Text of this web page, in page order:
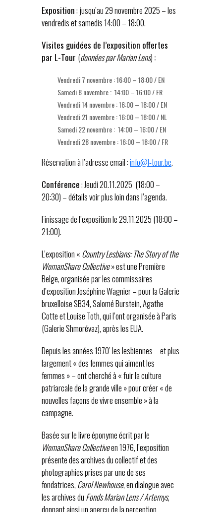
Exposition: jusqu’au 29 novembre 2025 – les
vendredis et samedis 14:00 – 18:00.
Visites guidées de l’exposition offertes
par L-Tour (données par Marian Lens) :
Vendredi 7 novembre : 16:00 – 18:00 / EN
Samedi 8 novembre : 14:00 – 16:00 / FR
Vendredi 14 novembre : 16:00 – 18:00 / EN
Vendredi 21 novembre : 16:00 – 18:00 / NL
Samedi 22 novembre : 14:00 – 16:00 / EN
Vendredi 28 novembre : 16:00 – 18:00 / FR
Réservation à l’adresse email :info@l-tour.be.
Conférence: Jeudi 20.11.2025 (18:00 –
20:30) – détails voir plus loin dans l’agenda.
Finissage de l’exposition le 29.11.2025 (18:00 –
21:00).
L’exposition « Country Lesbians: The Story of the
WomanShare Collective» est une Première
Belge, organisée par les commissaires
d’exposition Joséphine Wagnier – pour la Galerie
bruxelloise SB34, Salomé Burstein, Agathe
Cotte et Louise Toth, qui l’ont organisée à Paris
(Galerie Shmorévaz), après les EUA.
Depuis les années 1970’ les lesbiennes – et plus
largement « des femmes qui aiment les
femmes » – ont cherché à « fuir la culture
patriarcale de la grande ville » pour créer « de
nouvelles façons de vivre ensemble » à la
campagne.
Basée sur le livre éponyme écrit par le
WomanShare Collectiveen 1976, l’exposition
présente des archives du collectif et des
photographies prises par une de ses
fondatrices, Carol Newhouse, en dialogue avec
les archives du Fonds Marian Lens / Artemys,
donnant ainsi un aperçu de la perception